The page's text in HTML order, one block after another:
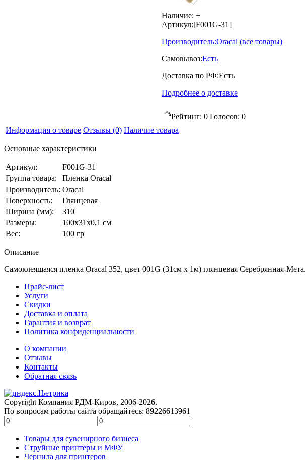
Наличие: +
Артикул:[F001G-31]
Производитель:Oracal (все товары)
Самовывоз:Есть
Доставка по РФ:Есть
Подробнее о доставке
Рейтинг: 0 Голосов: 0
Информация о товаре Отзывы (0) Наличие товара
Основные характеристики
Артикул:
F001G-31
Группа товара:
Пленка Oracal
Производитель: Oracal
Поверхность:
Глянцевая
Ширина (мм):
310
Размеры:
100x31x0,1 см
Вес:
100 гр
Описание
Самоклеящаяся пленка Oracal 352, цвет 001G (31см х 1м) глянцевая Серебрянная-
Прайс-лист
Услуги
Скидки
Доставка и оплата
Гарантия и возврат
Политика конфиденциальности
О компании
Отзывы
Контакты
Обратная связь
Copyright Компания РДМ-Киров, 2006-2026.
По вопросам работы сайта обращайтесь: 89226613961
Товары для сувенирного бизнеса
Струйные принтеры и МФУ
Чернила для принтеров